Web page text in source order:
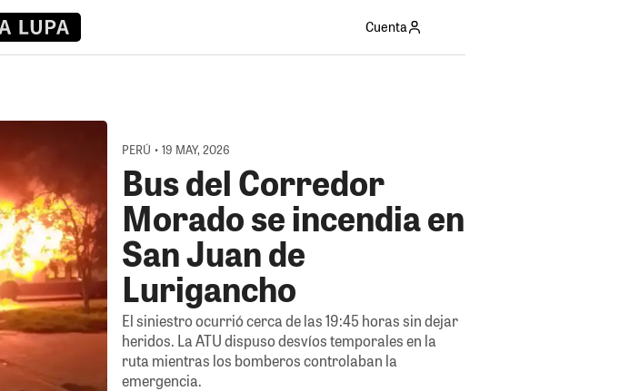
Cuenta
PERÚ • 19 MAY, 2026
Bus del Corredor
Morado se incendia en
San Juan de
Lurigancho
El siniestro ocurrió cerca de las 19:45 horas sin dejar
heridos. La ATU dispuso desvíos temporales en la
ruta mientras los bomberos controlaban la
emergencia.